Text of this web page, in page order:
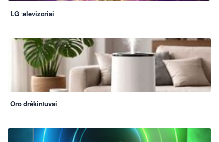
LG televizoriai
Oro drėkintuvai